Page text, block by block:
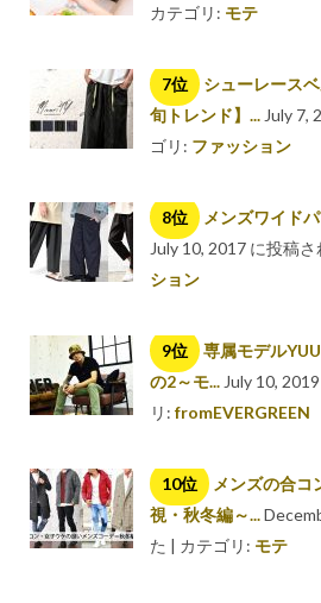
カテゴリ: モテ
シューレース
旬トレンド】... July 7,
ゴリ: ファッション
メンズワイド
July 10, 2017 に投稿さ
ション
専属モデル
の2～モ... July 10,
リ: fromEVERGREEN
メンズの合コ
視・秋冬編～...
た | カテゴリ: モテ